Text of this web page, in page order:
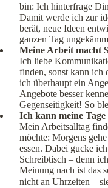
bin: Ich hinterfrage
Damit werde ich zur
berät, neue Ideen
ganzen Tag
Meine Arbeit macht
Ich liebe
finden, sonst kann ich
ich überhaupt ein
Angebote besser
Gegenseitigkeit! So
Ich kann meine Tage
Mein Arbeitsalltag
möchte: Morgens
essen. Dabei gucke
Schreibtisch – denn
Meinung nach ist das
nicht an Uhrzeiten –